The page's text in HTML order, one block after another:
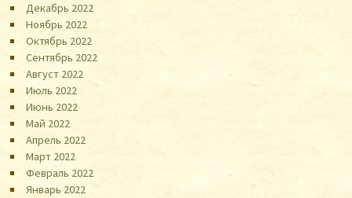
Декабрь 2022
Ноябрь 2022
Октябрь 2022
Сентябрь 2022
Август 2022
Июль 2022
Июнь 2022
Май 2022
Апрель 2022
Март 2022
Февраль 2022
Январь 2022